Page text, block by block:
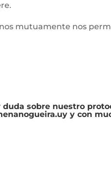
mutuamente nos
sobre nuestro
y con